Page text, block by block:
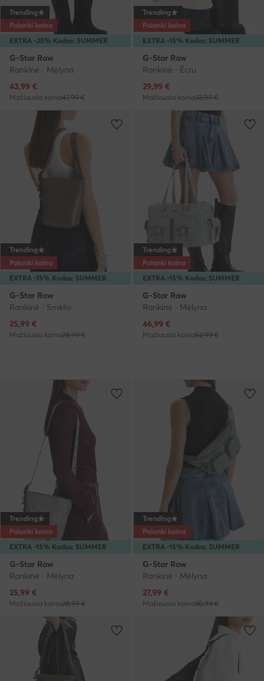
EXTRA -25% Kodas: SUMMER
Trending
Palanki kaina
G-Star Raw
Rankinė · Mėlyna
Dabartinė kaina
43,99 €
Mažiausia kaina47,99 €
EXTRA -15% Kodas: SUMMER
Trending
Palanki kaina
G-Star Raw
Rankinė · Écru
Dabartinė kaina
29,99 €
Mažiausia kaina33,99 €
EXTRA -15% Kodas: SUMMER
Trending
Palanki kaina
G-Star Raw
Rankinė · Smėlio
Dabartinė kaina
25,99 €
Mažiausia kaina28,99 €
EXTRA -15% Kodas: SUMMER
Trending
Palanki kaina
G-Star Raw
Rankinė · Mėlyna
Dabartinė kaina
46,99 €
Mažiausia kaina52,99 €
EXTRA -15% Kodas: SUMMER
Trending
Palanki kaina
G-Star Raw
Rankinė · Mėlyna
Dabartinė kaina
25,99 €
Mažiausia kaina28,99 €
EXTRA -15% Kodas: SUMMER
Trending
Palanki kaina
G-Star Raw
Rankinė · Mėlyna
Dabartinė kaina
27,99 €
Mažiausia kaina30,99 €